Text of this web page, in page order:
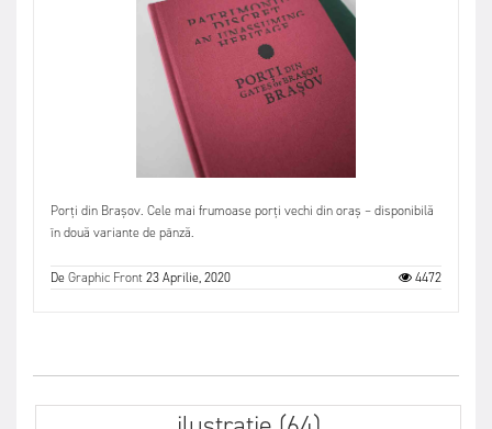
Porți din Brașov. Cele mai frumoase porți vechi din oraș – disponibilă
în două variante de pânză.
DeGraphic Front23 Aprilie, 2020 4472